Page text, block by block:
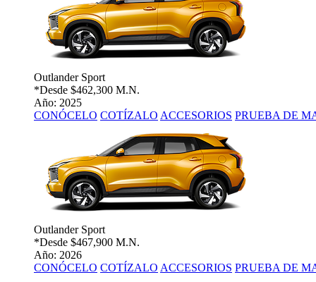
Outlander Sport
*Desde $462,300 M.N.
Año: 2025
CONÓCELO COTÍZALO ACCESORIOS PRUEBA DE
Outlander Sport
*Desde $467,900 M.N.
Año: 2026
CONÓCELO COTÍZALO ACCESORIOS PRUEBA DE